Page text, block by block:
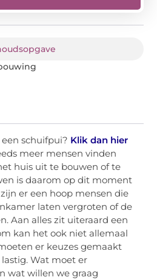
schuifpui? Klik dan hier
meer mensen vinden
huis uit te bouwen of te
is daarom op dit moment
er een hoop mensen die
laten vergroten of de
Aan alles zit uiteraard een
kan het ook niet allemaal
er keuzes gemaakt
Wat moet er
wat willen we graag